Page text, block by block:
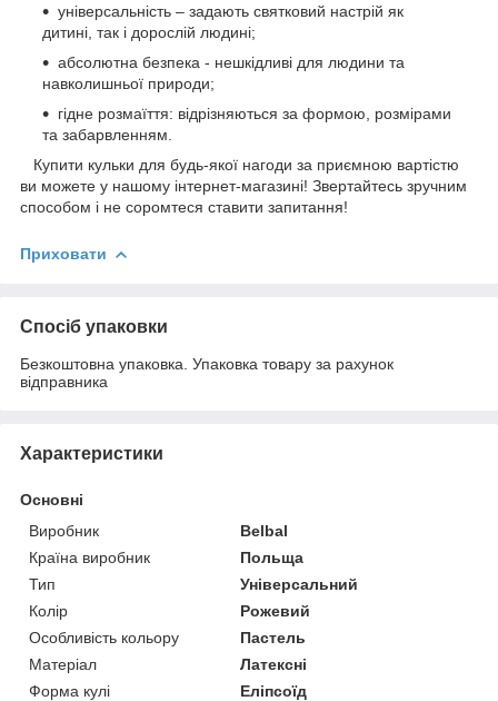
універсальність – задають святковий настрій як
дитині, так і дорослій людині;
абсолютна безпека - нешкідливі для людини та
навколишньої природи;
гідне розмаїття: відрізняються за формою, розмірами
та забарвленням.
Купити кульки для будь-якої нагоди за приємною вартістю
ви можете у нашому інтернет-магазині! Звертайтесь зручним
способом і не соромтеся ставити запитання!
Приховати
Спосіб упаковки
Безкоштовна упаковка. Упаковка товару за рахунок
відправника
Характеристики
Основні
Виробник
Belbal
Країна виробник
Польща
Тип
Універсальний
Колір
Рожевий
Особливість кольору
Пастель
Матеріал
Латексні
Форма кулі
Еліпсоїд